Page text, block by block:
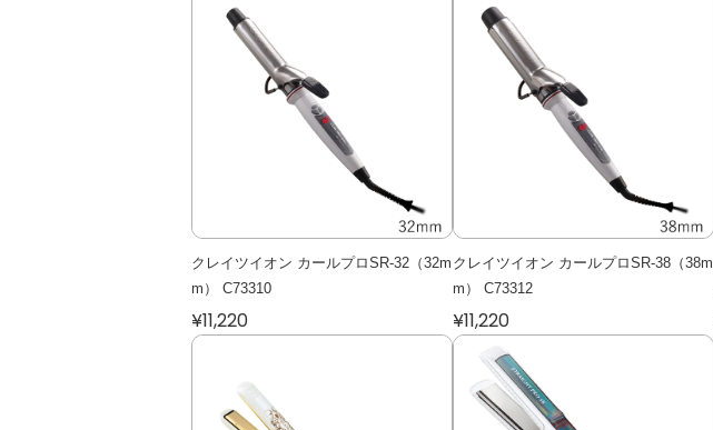
クレイツイオン カールプロSR-32（32m
m） C73310
¥11,220
クレイツイオン カールプロSR-38（38m
m） C73312
¥11,220